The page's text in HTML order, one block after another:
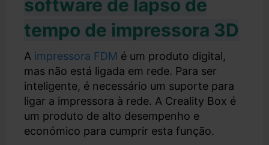
software de lapso de
tempo de impressora 3D
A impressora FDM é um produto digital,
mas não está ligada em rede. Para ser
inteligente, é necessário um suporte para
ligar a impressora à rede. A Creality Box é
um produto de alto desempenho e
económico para cumprir esta função.